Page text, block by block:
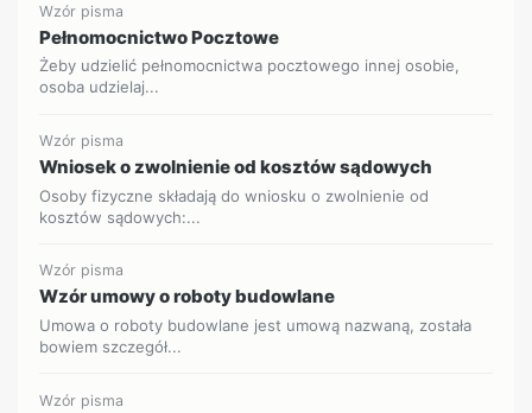
Wzór pisma
Pełnomocnictwo Pocztowe
Żeby udzielić pełnomocnictwa pocztowego innej osobie,
osoba udzielaj...
Wzór pisma
Wniosek o zwolnienie od kosztów sądowych
Osoby fizyczne składają do wniosku o zwolnienie od
kosztów sądowych:...
Wzór pisma
Wzór umowy o roboty budowlane
Umowa o roboty budowlane jest umową nazwaną, została
bowiem szczegół...
Wzór pisma